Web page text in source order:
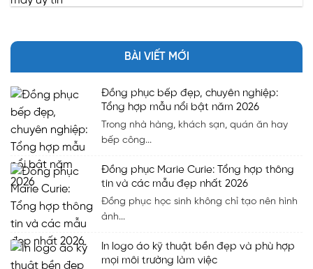
đánh giá xưởng...
BÀI VIẾT MỚI
Đồng phục bếp đẹp, chuyên nghiệp:
Tổng hợp mẫu nổi bật năm 2026
Trong nhà hàng, khách sạn, quán ăn hay
bếp công...
Đồng phục Marie Curie: Tổng hợp thông
tin và các mẫu đẹp nhất 2026
Đồng phục học sinh không chỉ tạo nên hình
ảnh...
In logo áo kỹ thuật bền đẹp và phù hợp
mọi môi trường làm việc